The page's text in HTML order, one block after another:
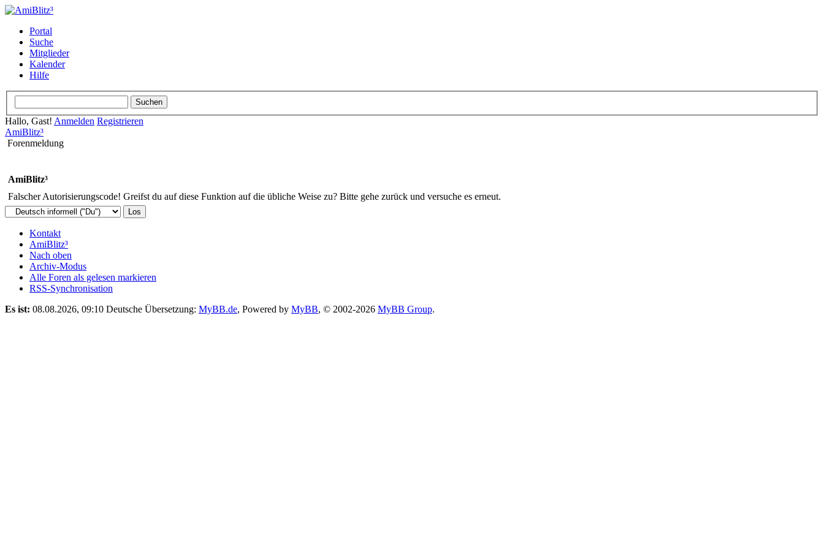
Portal
Suche
Mitglieder
Kalender
Hilfe
Hallo, Gast! Anmelden Registrieren
AmiBlitz³
Forenmeldung
AmiBlitz³
Falscher Autorisierungscode! Greifst du auf diese Funktion auf die übliche Weise zu? Bitte gehe zurück und versuche es erneut.
Kontakt
AmiBlitz³
Nach oben
Archiv-Modus
Alle Foren als gelesen markieren
RSS-Synchronisation
Es ist: 08.08.2026, 09:10 Deutsche Übersetzung: MyBB.de, Powered by MyBB, © 2002-2026 MyBB Group.